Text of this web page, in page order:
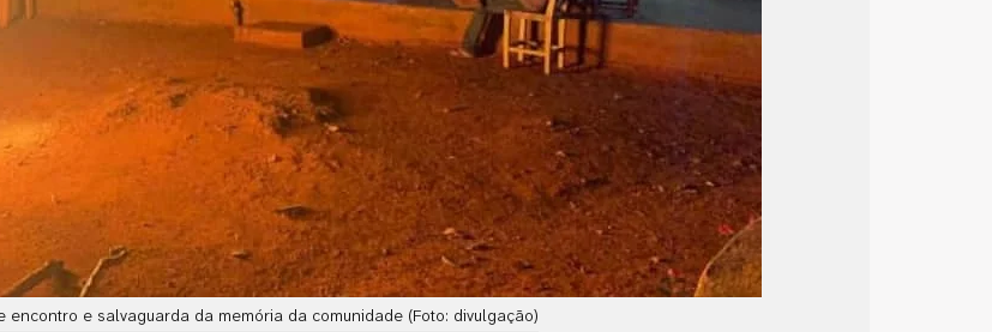
encontro e salvaguarda da memória da comunidade (Foto: divulgação)